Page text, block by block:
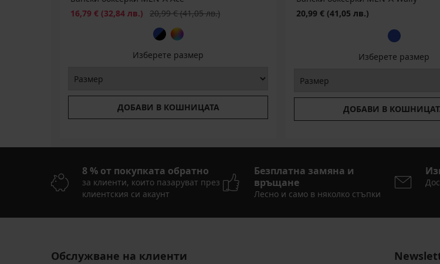
Намаление
16,79 € (32,84 лв.) Първоначална цена
20,99 €(41,05 лв.)
Изберете размер
ДОБАВИ В КОШНИЦАТА
20,99 € (41,05 лв.)
Изберете размер
ДОБАВИ В
8 % от покупката обратно
за клиенти, които пазаруват през
клиентския си акаунт
Безплатна замяна и
връщане
Лесно и само в няколко стъпки
Обслужване на клиенти